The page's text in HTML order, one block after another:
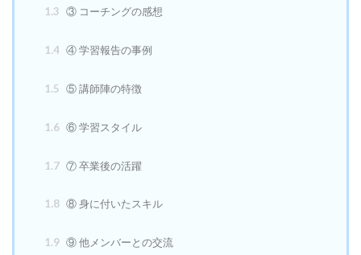
1.3 ③ コーチングの感想
1.4 ④ 学習報告の事例
1.5 ⑤ 講師陣の特徴
1.6 ⑥ 学習スタイル
1.7 ⑦ 卒業後の活躍
1.8 ⑧ 身に付いたスキル
1.9 ⑨ 他メンバーとの交流